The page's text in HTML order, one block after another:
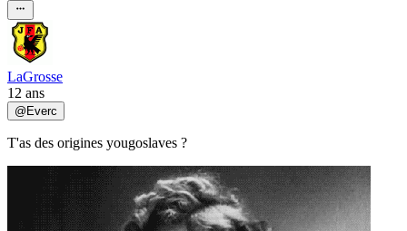
LaGrosse
12 ans
@ Everc
T'as des origines yougoslaves ?